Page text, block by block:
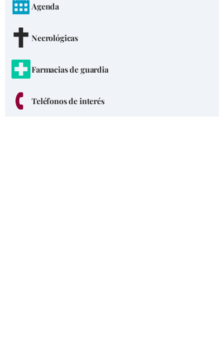
Agenda
Necrológicas
Farmacias de guardia
Teléfonos de interés